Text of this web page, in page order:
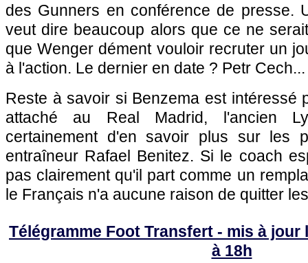
des Gunners en conférence de presse.
veut dire beaucoup alors que ce ne
que Wenger dément vouloir recruter un
à l'action. Le dernier en date ? Petr Cech...
Reste à savoir si Benzema est intéressé
attaché au Real Madrid, l'ancien
certainement d'en savoir plus sur les
entraîneur Rafael Benitez. Si le coach
pas clairement qu'il part comme un
le Français n'a aucune raison de quitter
Télégramme Foot Transfert - mis à jour
à 18h